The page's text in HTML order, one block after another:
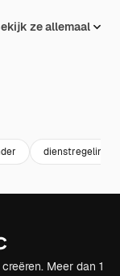
ze allemaal
dienstregeling
Meer dan 1